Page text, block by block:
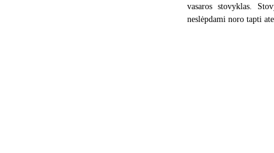
vasaros stovyklas.
neslėpdami noro tapti